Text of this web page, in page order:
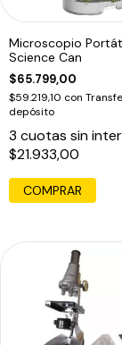
Microscopio
Science Can
$65.799,00
$59.219,10 con
depósito
3 cuotas sin
$21.933,00
COMPRAR